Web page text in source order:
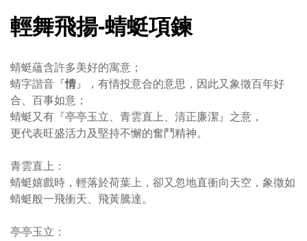
輕舞飛揚-蜻蜓項鍊
蜻蜓蘊含許多美好的寓意；
蜻字諧音『情』，有情投意合的意思，因此又象徵百年好
合、百事如意；
蜻蜓又有『亭亭玉立、青雲直上、清正廉潔』之意，
更代表旺盛活力及堅持不懈的奮鬥精神。
青雲直上：
蜻蜓嬉戲時，輕落於荷葉上，卻又忽地直衝向天空，象徵如
蜻蜓般一飛衝天、飛黃騰達。
亭亭玉立：